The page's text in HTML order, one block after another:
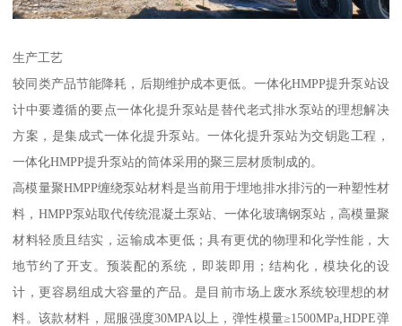
生产工艺
较同类产品节能降耗，后期维护成本更低。一体化HMPP提升泵站设
计中要遵循的要点一体化提升泵站是替代老式排水泵站的理想解决
方案，是集成式一体化提升泵站。一体化提升泵站为交钥匙工程，
一体化HMPP提升泵站的筒体采用的聚三层材质制成的。
高模量聚HMPP缠绕泵站材料是当前用于埋地排水排污的一种塑性材
料，HMPP泵站取代传统混凝土泵站、一体化玻璃钢泵站，高模量聚
材料轻质且结实，运输成本更低；具有更优的物理和化学性能，大
地节约了开支。预装配的系统，即装即用；结构化，模块化的设
计，更容易组成大容量的产品。是目前市场上废水系统较理想的材
料。该款材料，屈服强度30MPA以上，弹性模量≥1500MPa,HDPE弹